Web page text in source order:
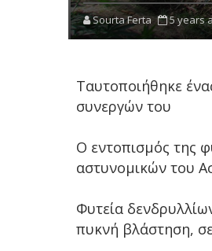
Sourta Ferta 5 years
Ταυτοποιήθηκε
συνεργών του
Ο εντοπισμός της
αστυνομικών του
Φυτεία
πυκνή βλάστηση,